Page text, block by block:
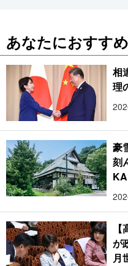
あなたにおすすめ
相
理
豪
刻
が
月